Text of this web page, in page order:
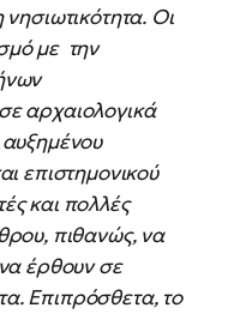
Οι
με την
αρχαιολογικά
επιστημονικού
και πολλές
πιθανώς, να
έρθουν σε
Επιπρόσθετα, το